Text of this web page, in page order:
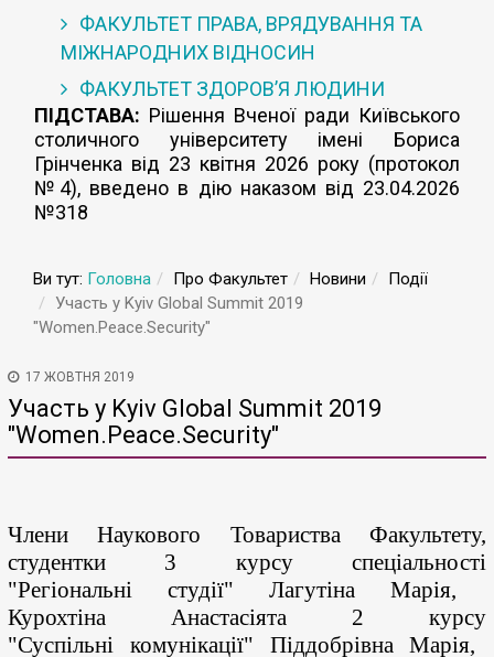
ФАКУЛЬТЕТ ПРАВА, ВРЯДУВАННЯ ТА
МІЖНАРОДНИХ ВІДНОСИН
ФАКУЛЬТЕТ ЗДОРОВ’Я ЛЮДИНИ
ПІДСТАВА: Рішення Вченої ради Київського
столичного університету імені Бориса
Грінченка від 23 квітня 2026 року (протокол
№4), введено в дію наказом від 23.04.2026
№318
Ви тут: Головна Про Факультет Новини
Події
Участь у Kyiv Global Summit 2019
"Women.Peace.Security"
17 ЖОВТНЯ 2019
Участь у Kyiv Global Summit 2019
"Women.Peace.Security"
ЧлениНаукового ТоваристваФакультету,
студентки 3 курсуспеціальності
"Регіональні студії" Лагутіна Марія,
Курохтіна Анастасіята 2 курсу
"Суспільні комунікації" ПіддобрівнаМарія,